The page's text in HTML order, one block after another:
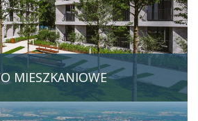
MIESZKANIOWE